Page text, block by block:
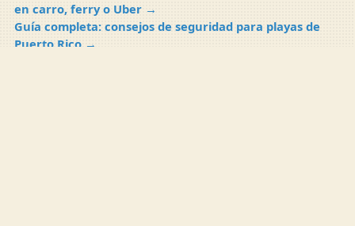
en carro, ferry o Uber →
Guía completa: consejos de seguridad para playas de
Puerto Rico →